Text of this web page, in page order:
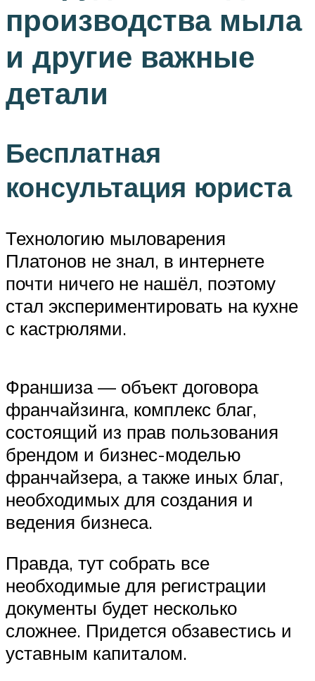
производства мыла
и другие важные
детали
Бесплатная
консультация юриста
Технологию мыловарения
Платонов не знал, в интернете
почти ничего не нашёл, поэтому
стал экспериментировать на кухне
с кастрюлями.
Франшиза — объект договора
франчайзинга, комплекс благ,
состоящий из прав пользования
брендом и бизнес-моделью
франчайзера, а также иных благ,
необходимых для создания и
ведения бизнеса.
Правда, тут собрать все
необходимые для регистрации
документы будет несколько
сложнее. Придется обзавестись и
уставным капиталом.